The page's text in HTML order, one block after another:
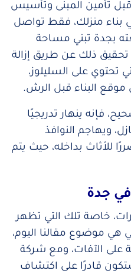
تأمين المبنى وتأسيس
بناء منزلك، فقط تواصل
بجدة تبني مساحة
تحقيق ذلك عن طريق إزالة
تحتوي على السليلوز،
موقع البناء قبل الرش.
فإنه ينهار تدريجيًا
ويهاجم النوافذ
للأثاث بداخله، حيث يتم
جدة
خاصة تلك التي تظهر
هي موضوع مقالنا اليوم،
على الآفات، ومع شركة
قادرًا على اكتشاف